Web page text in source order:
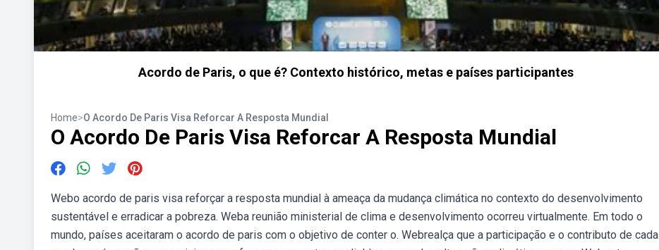
Acordo de Paris, o que é? Contexto histórico, metas e países participantes
Home>O Acordo De Paris Visa Reforcar A Resposta Mundial
O Acordo De Paris Visa Reforcar A Resposta Mundial
Webo acordo de paris visa reforçar a resposta mundial à ameaça da mudança climática no contexto do desenvolvimento
sustentável e erradicar a pobreza. Weba reunião ministerial de clima e desenvolvimento ocorreu virtualmente. Em todo o
mundo, países aceitaram o acordo de paris com o objetivo de conter o. Webrealça que a participação e o contributo de cada